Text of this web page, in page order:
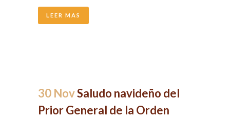
LEER MAS
30 NovSaludo navideño del
Prior General de la Orden